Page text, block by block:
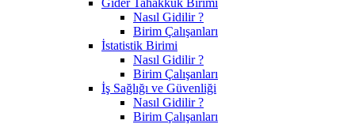
Nasıl Gidilir ?
Birim Çalışanları
İstatistik Birimi
Nasıl Gidilir ?
Birim Çalışanları
İş Sağlığı ve Güvenliği
Nasıl Gidilir ?
Birim Çalışanları